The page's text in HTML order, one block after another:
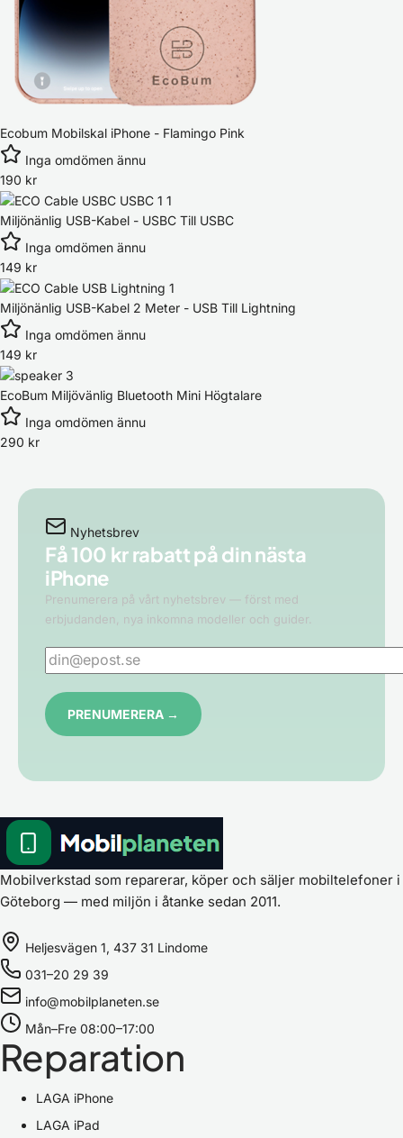
Ecobum Mobilskal iPhone - Flamingo Pink
Inga omdömen ännu
190 kr
Miljönänlig USB-Kabel - USBC Till USBC
Inga omdömen ännu
149 kr
Miljönänlig USB-Kabel 2 Meter - USB Till Lightning
Inga omdömen ännu
149 kr
EcoBum Miljövänlig Bluetooth Mini Högtalare
Inga omdömen ännu
290 kr
Nyhetsbrev
Få 100 kr rabatt på dinnästa
iPhone
Prenumerera på vårt nyhetsbrev — först med
erbjudanden, nya inkomna modeller och guider.
Mobilverkstad som reparerar, köper och säljer mobiltelefoner i
Göteborg — med miljön i åtanke sedan 2011.
Heljesvägen 1, 437 31 Lindome
031–20 29 39
info@mobilplaneten.se
Mån–Fre 08:00–17:00
Reparation
LAGA iPhone
LAGA iPad